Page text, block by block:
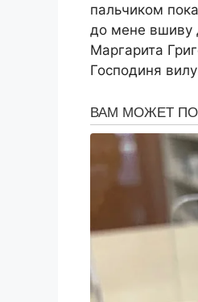
пальчиком
до мене вшиву
Маргарита
Господиня